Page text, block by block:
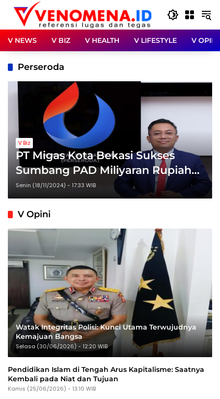
Langsung
konten
V NEWS V BIZ V HEALTH V LIFESTYLE V OPINI
Perseroda
V Biz
PT Migas Kota Bekasi Sukses
Sumbang PAD Miliyaran Rupiah
untuk Pemkot Bekasi Meski
Tanpa Penyertaan Modal
Senin (18/11/2024) - 17:33 WIB
V Opini
Watak Integritas Polisi: Kunci Utama Terwujudnya
Kemajuan Bangsa
Selasa (30/06/2026) - 12:20 WIB
Pendidikan Islam di Tengah Arus Kapitalisme: Saatnya
Kembali pada Niat dan Tujuan
Kamis (25/06/2026) - 13:10 WIB